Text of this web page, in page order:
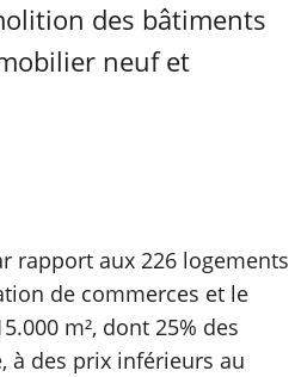
des bâtiments
neuf et
rapport aux 226 logements
de commerces et le
m², dont 25% des
à des prix inférieurs au